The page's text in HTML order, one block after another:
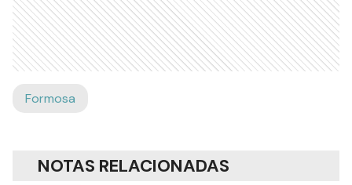
Formosa
NOTAS RELACIONADAS